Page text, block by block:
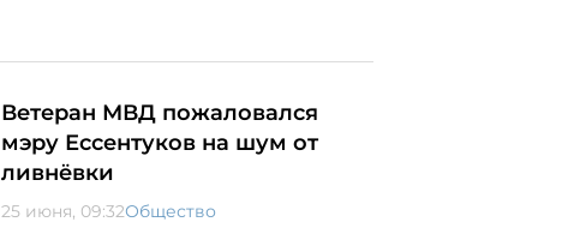
Ветеран МВД пожаловался
мэру Ессентуков на шум от
ливнёвки
25 июня, 09:32Общество